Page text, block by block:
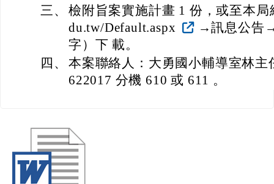
三、 檢附旨案實施計畫 1 份，或至本
du.tw/Default.aspx
→訊息公告
字）下 載。
四、 本案聯絡人：大勇國小輔導室林
622017 分機 610 或 611 。